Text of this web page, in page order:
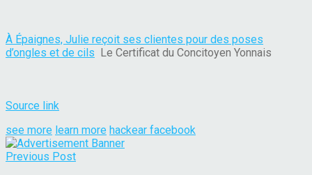
À Épaignes, Julie reçoit ses clientes pour des poses
d’ongles et de cils Le Certificat du Concitoyen Yonnais
Source link
see more learn more hackear facebook
Previous Post